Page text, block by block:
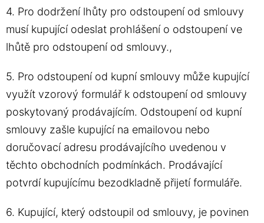
4. Pro dodržení lhůty pro odstoupení od smlouvy
musí kupující odeslat prohlášení o odstoupení ve
lhůtě pro odstoupení od smlouvy.,
5. Pro odstoupení od kupní smlouvy může kupující
využít vzorový formulář k odstoupení od smlouvy
poskytovaný prodávajícím. Odstoupení od kupní
smlouvy zašle kupující na emailovou nebo
doručovací adresu prodávajícího uvedenou v
těchto obchodních podmínkách. Prodávající
potvrdí kupujícímu bezodkladně přijetí formuláře.
6. Kupující, který odstoupil od smlouvy, je povinen